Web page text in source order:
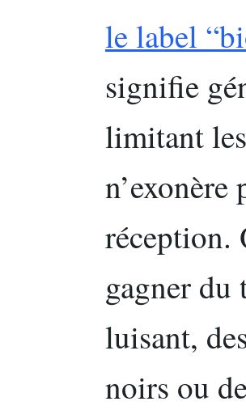
le label
signifie
limitant
n’exonère
réception.
gagner
luisant,
noirs ou